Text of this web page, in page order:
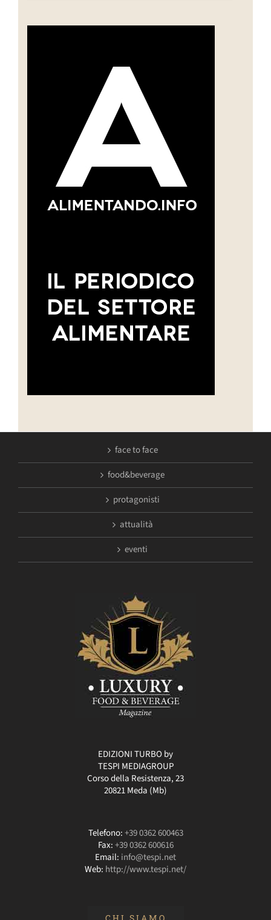
face to face
food&beverage
protagonisti
attualità
eventi
EDIZIONI TURBO by
TESPI MEDIAGROUP
Corso della Resistenza, 23
20821 Meda (Mb)
Telefono:+39 0362 600463
Fax:+39 0362 600616
Email: info@tespi.net
Web: http://www.tespi.net/